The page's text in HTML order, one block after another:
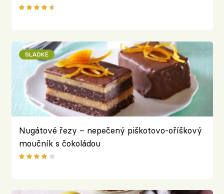
máty
SLADKÉ
Nugátové řezy – nepečený piškotovo-oříškový
moučník s čokoládou